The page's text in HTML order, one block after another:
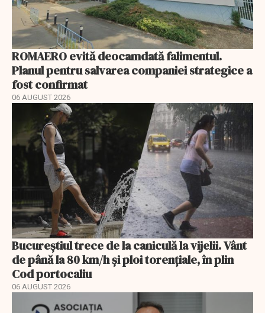
ROMAERO evită deocamdată falimentul.
Planul pentru salvarea companiei strategice a
fost confirmat
06 AUGUST 2026
Bucureștiul trece de la caniculă la vijelii. Vânt
de până la 80 km/h și ploi torențiale, în plin
Cod portocaliu
06 AUGUST 2026